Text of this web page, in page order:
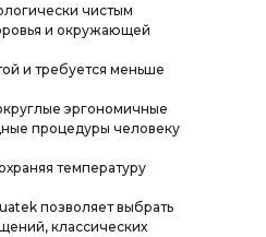
чистым
и окружающей
и требуется меньше
эргономичные
процедуры человеку
температуру
позволяет выбрать
классических